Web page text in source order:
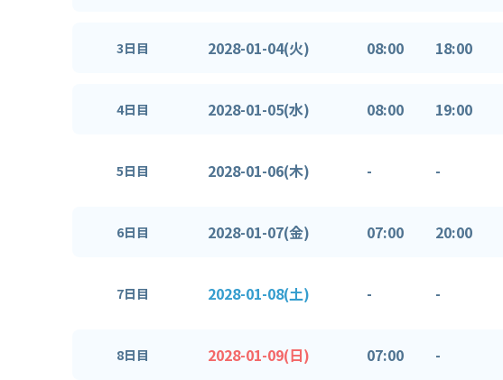
3日目 2028-01-04(火) 08:00 18:00
4日目 2028-01-05(水) 08:00 19:00
5日目 2028-01-06(木) - -
6日目 2028-01-07(金) 07:00 20:00
7日目 2028-01-08(土) - -
8日目 2028-01-09(日) 07:00 -